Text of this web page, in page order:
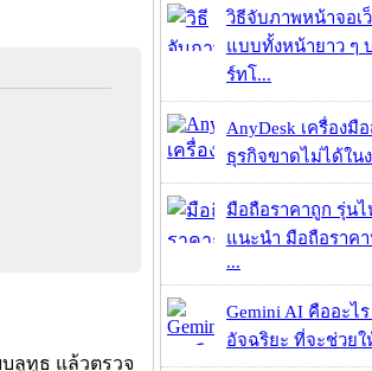
ลูทูธ แล้วตรวจ
วิธีจับภาพหน้าจอเ
แบบทั้งหน้ายาว ๆ
ร์ทโ...
AnyDesk เครื่องมื
ธุรกิจขาดไม่ได้ใน
มือถือราคาถูก รุ่นไ
แนะนำ มือถือราค
...
Gemini AI คืออะไ
อัจฉริยะ ที่จะช่วยใ